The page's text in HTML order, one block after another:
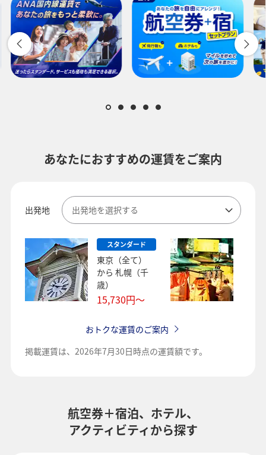
あなたにおすすめの運賃をご案内
出発地 出発地を選択する
スタンダード
東京（全て）
から 札幌（千
歳）
15,730円～
おトクな運賃のご案内
掲載運賃は、 2026年7月30日時点の運賃額です。
航空券＋宿泊、ホテル、
アクティビティから探す